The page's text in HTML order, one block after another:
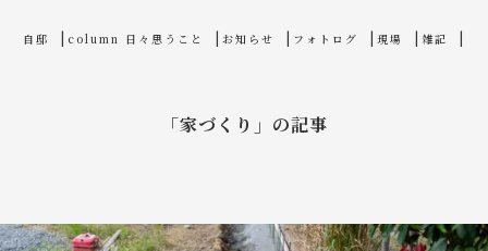
自邸 column 日々思うこと お知らせ フォトログ 現場 雑記
「家づくり」の記事